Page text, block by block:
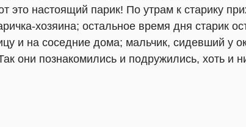
это настоящий парик! По утрам к старику
хозяина; остальное время дня старик
и на соседние дома; мальчик, сидевший у
они познакомились и подружились, хоть и